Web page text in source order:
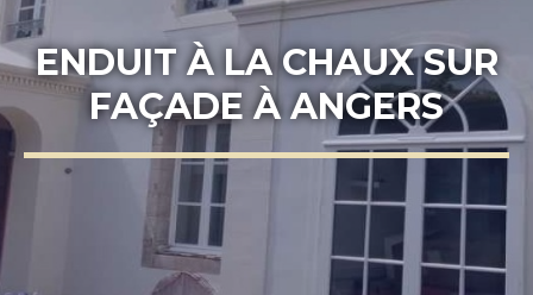
ENDUIT À LA CHAUX SUR
FAÇADE À ANGERS